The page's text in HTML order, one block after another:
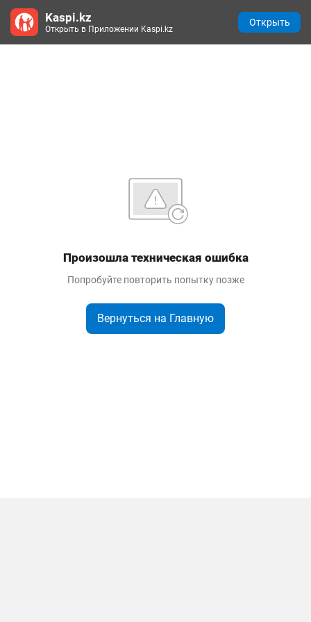
Произошла техническая ошибка
Попробуйте повторить попытку позже
Вернуться на Главную
Kaspi.kz
Открыть в Приложении Kaspi.kz
Открыть